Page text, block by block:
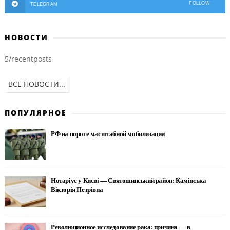
TELEGRAM FOLLOW
НОВОСТИ
5/recentposts
ВСЕ НОВОСТИ...
ПОПУЛЯРНОЕ
РФ на пороге масштабной мобилизации
Нотаріус у Києві — Святошинський район: Камінська
Вікторія Петрівна
Революционное исследование рака: причина — в